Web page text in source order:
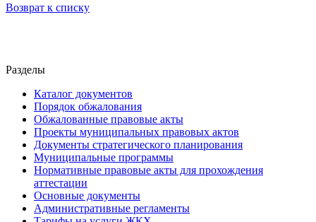
Возврат к списку
Разделы
Каталог документов
Порядок обжалования
Обжалованные правовые акты
Проекты муниципальных правовых актов
Документы стратегического планирования
Муниципальные программы
Нормативные правовые акты для прохождения
аттестации
Основные документы
Административные регламенты